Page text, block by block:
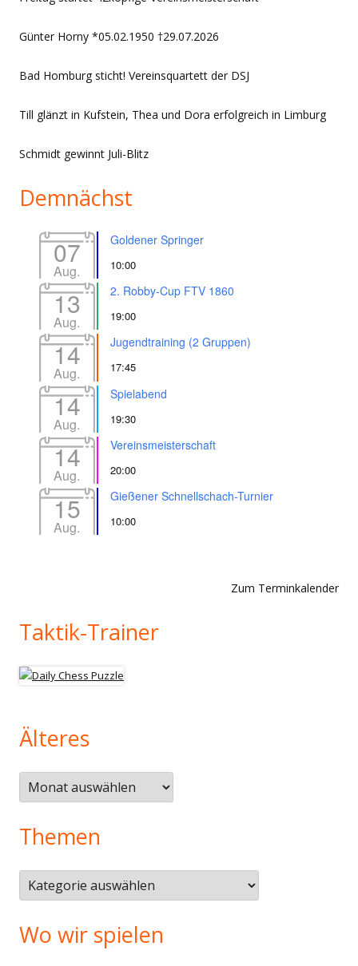
Günter Horny *05.02.1950 †29.07.2026
Bad Homburg sticht! Vereinsquartett der DSJ
Till glänzt in Kufstein, Thea und Dora erfolgreich in Limburg
Schmidt gewinnt Juli-Blitz
Demnächst
07
Aug.
Goldener Springer
10:00
13
Aug.
2. Robby-Cup FTV 1860
19:00
14
Aug.
Jugendtraining (2 Gruppen)
17:45
14
Aug.
Spielabend
19:30
14
Aug.
Vereinsmeisterschaft
20:00
15
Aug.
Gießener Schnellschach-Turnier
10:00
Zum Terminkalender
Taktik-Trainer
Älteres
Älteres
Themen
Themen
Wo wir spielen